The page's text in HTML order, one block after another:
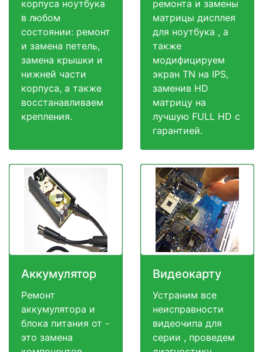
корпуса ноутбука
в любом
состоянии: ремонт
и замена петель,
замена крышки и
нижней части
корпуса, а также
восстанавливаем
крепления.
ремонта и замены
матрицы дисплея
для ноутбука , а
также
модифицируем
экран TN на IPS,
заменив HD
матрицу на
лучшую FULL HD c
гарантией.
Аккумулятор
Ремонт
аккумулятора и
блока питания от -
это замена
Видеокарту
Устраним все
неисправности
видеочипа для
серии , проведем